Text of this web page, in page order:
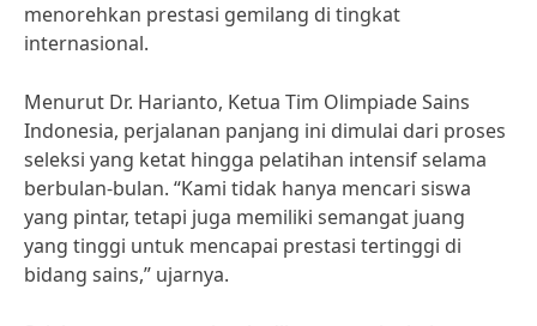
menorehkan prestasi gemilang di tingkat
internasional.
Menurut Dr. Harianto, Ketua Tim Olimpiade Sains
Indonesia, perjalanan panjang ini dimulai dari proses
seleksi yang ketat hingga pelatihan intensif selama
berbulan-bulan. “Kami tidak hanya mencari siswa
yang pintar, tetapi juga memiliki semangat juang
yang tinggi untuk mencapai prestasi tertinggi di
bidang sains,” ujarnya.